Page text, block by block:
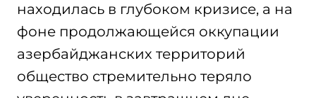
находилась в глубоком кризисе, а на
фоне продолжающейся оккупации
азербайджанских территорий
общество стремительно теряло